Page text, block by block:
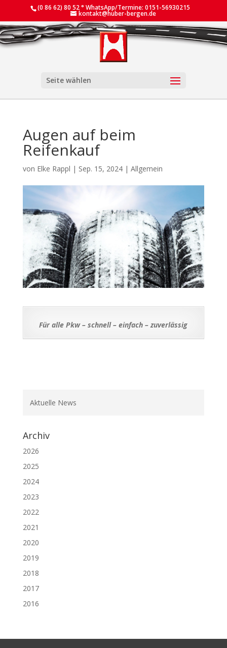
(0 86 62) 80 52 ° WhatsApp/Termine: 0151-56930215
kontakt@huber-bergen.de
Seite wählen
Augen auf beim
Reifenkauf
von Elke Rappl | Sep. 15, 2024| Allgemein
Für alle Pkw – schnell – einfach – zuverlässig
Aktuelle News
Archiv
2026
2025
2024
2023
2022
2021
2020
2019
2018
2017
2016